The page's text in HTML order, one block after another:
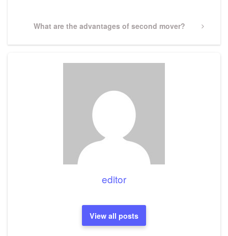
Next
What are the advantages of second mover?
editor
View all posts